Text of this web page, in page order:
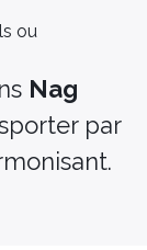
ou
Nag
par